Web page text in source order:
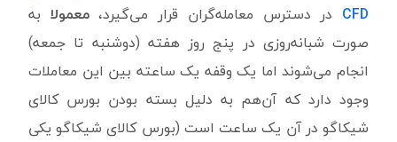
CFD در دسترس معامله‌گران قرار می‌گیرد،معمولا به
‌صورت شبانه‌روزی در پنج روز هفته (دوشنبه تا جمعه)
انجام می‌شوند اما یک وقفه یک ‌ساعته بین این معاملات
وجود دارد که آن‌هم به دلیل بسته بودن بورس کالای
شیکاگو در آن‌ یک ساعت است (بورس کالای شیکاگو یکی